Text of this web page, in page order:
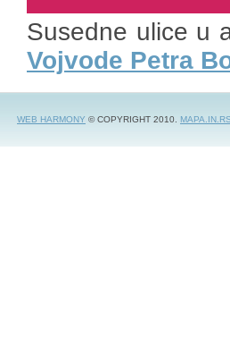
Susedne ulice u
Vojvode Petra
WEB HARMONY © COPYRIGHT 2010. MAPA.IN.RS